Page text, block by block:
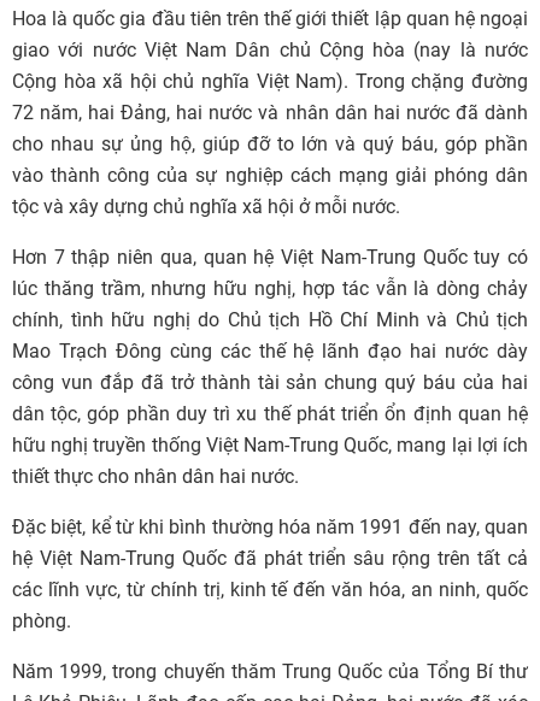
Hoa là quốc gia đầu tiên trên thế giới thiết lập quan hệ ngoại
giao với nước Việt Nam Dân chủ Cộng hòa (nay là nước
Cộng hòa xã hội chủ nghĩa Việt Nam). Trong chặng đường
72 năm, hai Ðảng, hai nước và nhân dân hai nước đã dành
cho nhau sự ủng hộ, giúp đỡ to lớn và quý báu, góp phần
vào thành công của sự nghiệp cách mạng giải phóng dân
tộc và xây dựng chủ nghĩa xã hội ở mỗi nước.
Hơn 7 thập niên qua, quan hệ Việt Nam-Trung Quốc tuy có
lúc thăng trầm, nhưng hữu nghị, hợp tác vẫn là dòng chảy
chính, tình hữu nghị do Chủ tịch Hồ Chí Minh và Chủ tịch
Mao Trạch Ðông cùng các thế hệ lãnh đạo hai nước dày
công vun đắp đã trở thành tài sản chung quý báu của hai
dân tộc, góp phần duy trì xu thế phát triển ổn định quan hệ
hữu nghị truyền thống Việt Nam-Trung Quốc, mang lại lợi ích
thiết thực cho nhân dân hai nước.
Ðặc biệt, kể từ khi bình thường hóa năm 1991 đến nay, quan
hệ Việt Nam-Trung Quốc đã phát triển sâu rộng trên tất cả
các lĩnh vực, từ chính trị, kinh tế đến văn hóa, an ninh, quốc
phòng.
Năm 1999, trong chuyến thăm Trung Quốc của Tổng Bí thư